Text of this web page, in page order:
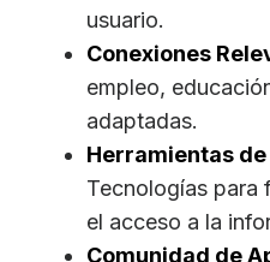
usuario.
Conexiones
empleo,
adaptadas.
Herramientas
Tecnologías para
el acceso a la
Comunidad de